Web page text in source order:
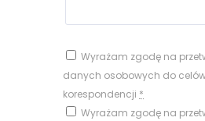
Wyrażam zgodę na
danych osobowych do
korespondencji *
Wyrażam zgodę na